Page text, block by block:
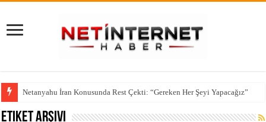
Netanyahu İran Konusunda Rest Çekti: “Gereken Her Şeyi Yapacağız”
Etiket Arşivi